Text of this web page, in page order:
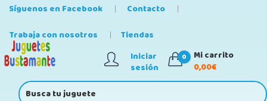
Síguenos en Facebook
Contacto
Trabaja con nosotros
Tiendas
Iniciar
sesión
0
Mi carrito
0,00€